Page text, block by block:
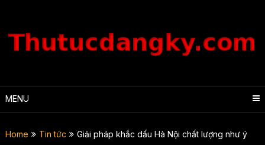
content
MENU
Home Tin tức Giải pháp khắc dấu Hà Nội chất lượng như ý